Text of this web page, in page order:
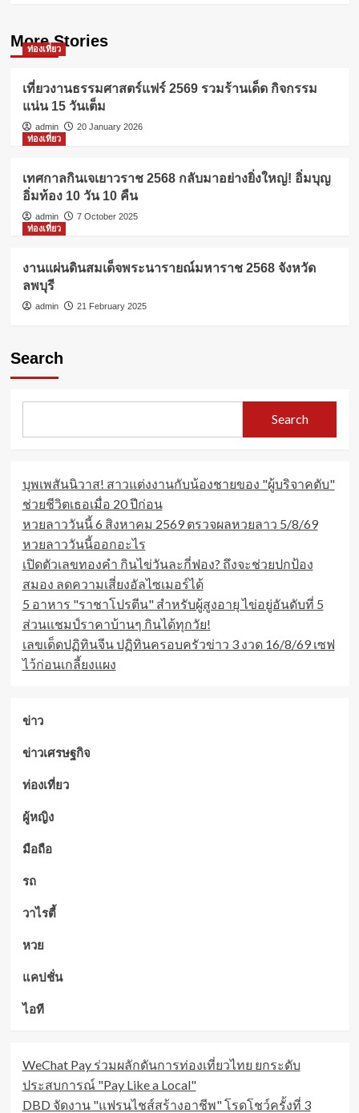
More Stories
ท่องเที่ยว
เที่ยวงานธรรมศาสตร์แฟร์ 2569 รวมร้านเด็ด กิจกรรม
แน่น 15 วันเต็ม
admin
20 January 2026
ท่องเที่ยว
เทศกาลกินเจเยาวราช 2568 กลับมาอย่างยิ่งใหญ่! อิ่มบุญ
อิ่มท้อง 10 วัน 10 คืน
admin
7 October 2025
ท่องเที่ยว
งานแผ่นดินสมเด็จพระนารายณ์มหาราช 2568 จังหวัด
ลพบุรี
admin 21 February 2025
Search
Search
บุพเพสันนิวาส! สาวแต่งงานกับน้องชายของ "ผู้บริจาคตับ"
ช่วยชีวิตเธอเมื่อ 20 ปีก่อน
หวยลาววันนี้ 6 สิงหาคม 2569 ตรวจผลหวยลาว 5/8/69
หวยลาววันนี้ออกอะไร
เปิดตัวเลขทองคำ กินไข่วันละกี่ฟอง? ถึงจะช่วยปกป้อง
สมอง ลดความเสี่ยงอัลไซเมอร์ได้
5 อาหาร "ราชาโปรตีน" สำหรับผู้สูงอายุ ไข่อยู่อันดับที่ 5
ส่วนแชมป์ราคาบ้านๆ กินได้ทุกวัย!
เลขเด็ดปฏิทินจีน ปฏิทินครอบครัวข่าว 3 งวด 16/8/69 เซฟ
ไว้ก่อนเกลี้ยงแผง
ข่าว
ข่าวเศรษฐกิจ
ท่องเที่ยว
ผู้หญิง
มือถือ
รถ
วาไรตี้
หวย
แคปชั่น
ไอที
WeChat Pay ร่วมผลักดันการท่องเที่ยวไทย ยกระดับ
ประสบการณ์ "Pay Like a Local"
DBD จัดงาน "แฟรนไชส์สร้างอาชีพ" โรดโชว์ครั้งที่ 3